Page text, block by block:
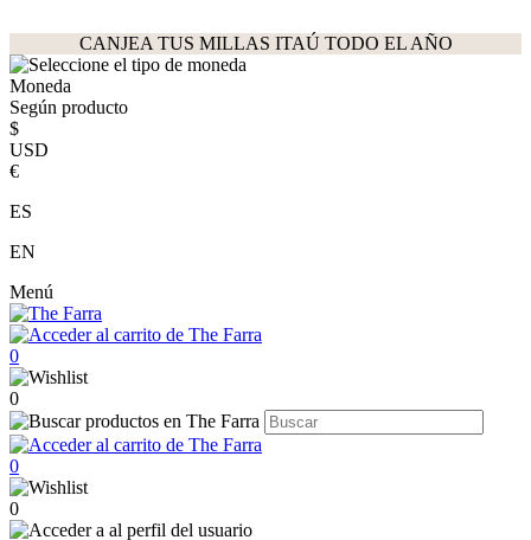
CANJEA TUS MILLAS ITAÚ TODO EL AÑO
Moneda
Según producto
$
USD
€
ES
EN
Menú
0
0
0
0